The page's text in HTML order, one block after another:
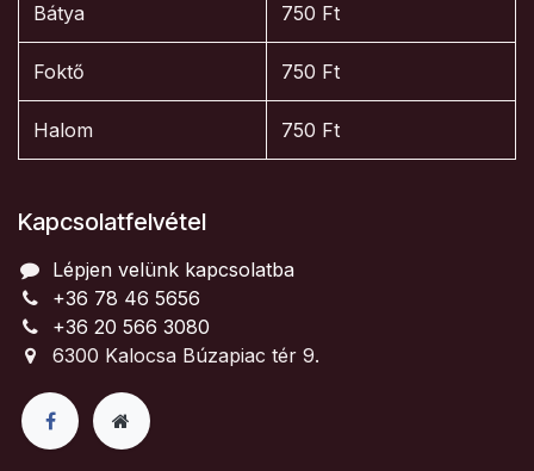
Bátya 750 Ft
Foktő 750 Ft
Halom 750 Ft
Kapcsolatfelvétel
Lépjen velünk kapcsolatba
+36 78 46 5656
+36 20 566 3080
6300 Kalocsa Búzapiac tér 9.